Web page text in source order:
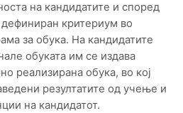
на кандидатите и според
критериум во
за обука. На кандидатите
обуката им се издава
реализирана обука, во кој
резултатите од учење и
на кандидатот.